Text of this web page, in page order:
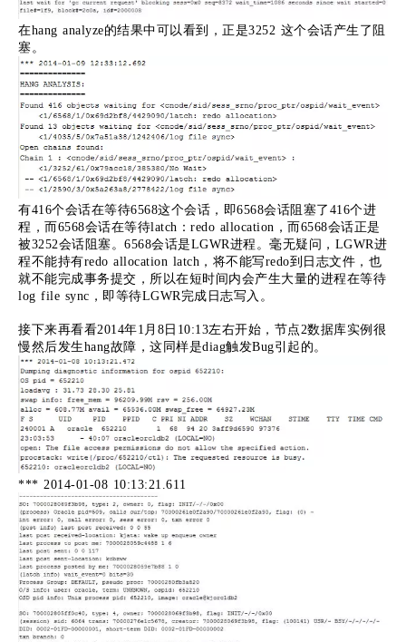
在hang analyze的结果中可以看到，正是3252 这个会话产生了阻
塞。
有416个会话在等待6568这个会话，即6568会话阻塞了416个进
程，而6568会话在等待latch：redo allocation，而6568会话正是
被3252会话阻塞。6568会话是LGWR进程。毫无疑问，LGWR进
程不能持有redo allocation latch，将不能写redo到日志文件，也
就不能完成事务提交，所以在短时间内会产生大量的进程在等待
log file sync，即等待LGWR完成日志写入。
接下来再看看2014年1月8日10:13左右开始，节点2数据库实例很
慢然后发生hang故障，这同样是diag触发Bug引起的。
*** 2014-01-08 10:13:21.611